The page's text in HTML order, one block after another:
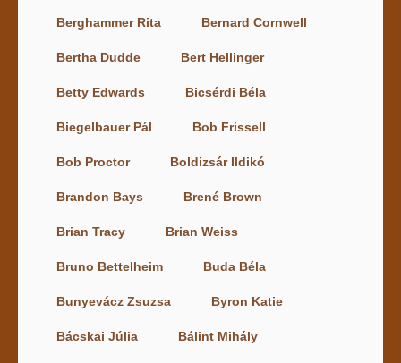
Berghammer Rita Bernard Cornwell
Bertha Dudde Bert Hellinger
Betty Edwards Bicsérdi Béla
Biegelbauer Pál Bob Frissell
Bob Proctor Boldizsár Ildikó
Brandon Bays Brené Brown
Brian Tracy Brian Weiss
Bruno Bettelheim Buda Béla
Bunyevácz Zsuzsa Byron Katie
Bácskai Júlia Bálint Mihály